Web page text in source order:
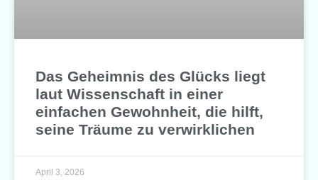
Das Geheimnis des Glücks liegt
laut Wissenschaft in einer
einfachen Gewohnheit, die hilft,
seine Träume zu verwirklichen
April 3, 2026